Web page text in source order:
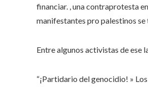
financiar. , una contraprotesta
manifestantes pro palestinos
Entre algunos activistas de ese
“¡Partidario del genocidio! »